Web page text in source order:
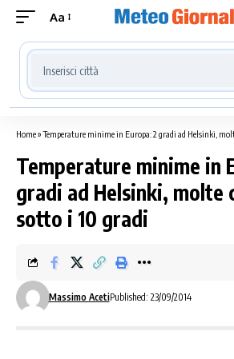
Aa
Cerca località meteo
Home»Temperature minime in Europa: 2 gradi ad Helsinki,
Temperature minime in
gradi ad Helsinki, molte
sotto i 10 gradi
Massimo AcetiPublished: 23/09/2014